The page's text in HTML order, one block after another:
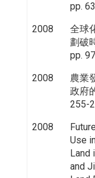
pp.
2008
全球
劃破
pp.
2008
農業
政府
255-
2008
Use
Land
and